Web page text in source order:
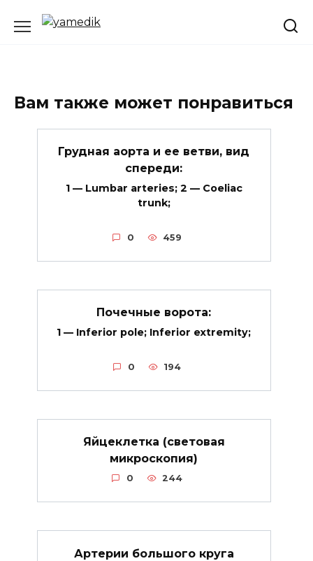
Вам также может понравиться
Грудная аорта и ее ветви, вид
спереди:
1 — Lumbar arteries; 2 — Coeliac
trunk;
0 459
Почечные ворота:
1 — Inferior pole; Inferior extremity;
0 194
Яйцеклетка (световая
микроскопия)
0 244
Артерии большого круга